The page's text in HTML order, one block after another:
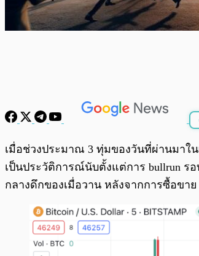
พร้อมเล่น
เมื่อช่วงประมาณ 3 ทุ่มของวันที่ผ่านมาใน
เป็นประวัติการณ์นับตั้งแต่การ bullrun ร
กลางดึกของเมื่อวาน หลังจากการซื้อขา